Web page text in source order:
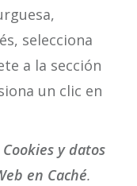
selecciona
a la sección
un clic en
Cookies y datos
en Caché.